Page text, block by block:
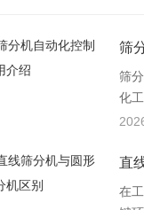
筛
筛
化
直
在